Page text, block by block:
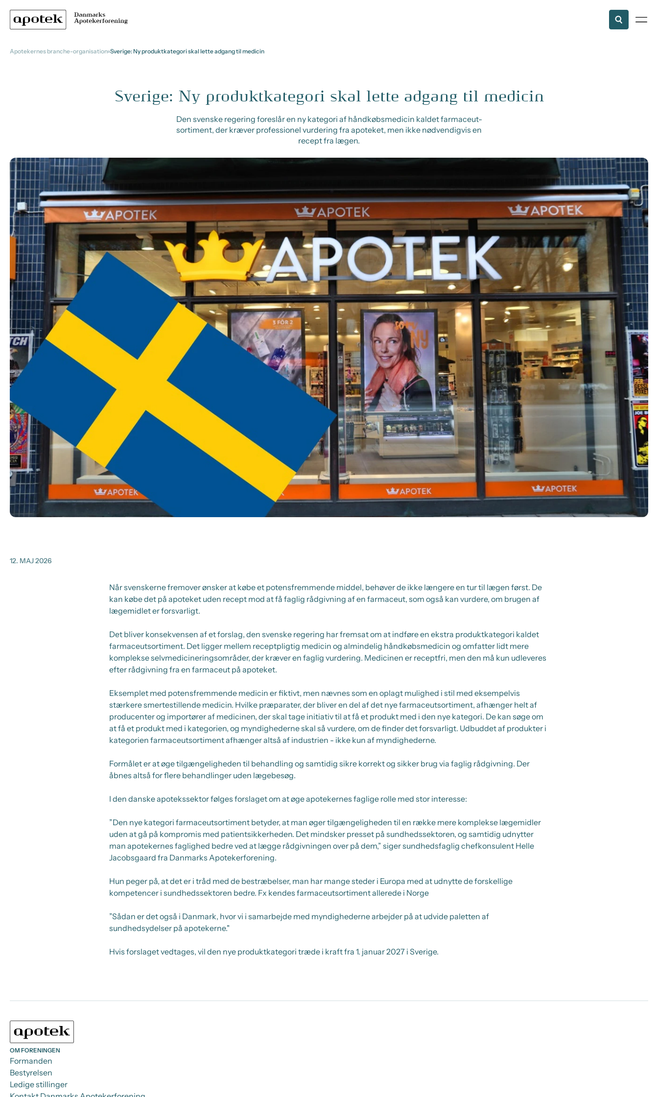
Apotekernes branche-organisation Sverige: Ny produktkategori skal lette adgang til medicin
Sverige: Ny produktkategori skal lette adgang til medicin
Den svenske regering foreslår en ny kategori af håndkøbsmedicin kaldet farmaceut-
sortiment, der kræver professionel vurdering fra apoteket, men ikke nødvendigvis en
recept fra lægen.
12. MAJ 2026
Når svenskerne fremover ønsker at købe et potensfremmende middel, behøver de ikke længere en tur til lægen først. De
kan købe det på apoteket uden recept mod at få faglig rådgivning af en farmaceut, som også kan vurdere, om brugen af
lægemidlet er forsvarligt.
Det bliver konsekvensen af et forslag, den svenske regering har fremsat om at indføre en ekstra produktkategori kaldet
farmaceutsortiment. Det ligger mellem receptpligtig medicin og almindelig håndkøbsmedicin og omfatter lidt mere
komplekse selvmedicineringsområder, der kræver en faglig vurdering. Medicinen er receptfri, men den må kun udleveres
efter rådgivning fra en farmaceut på apoteket.
Eksemplet med potensfremmende medicin er fiktivt, men nævnes som en oplagt mulighed i stil med eksempelvis
stærkere smertestillende medicin. Hvilke præparater, der bliver en del af det nye farmaceutsortiment, afhænger helt af
producenter og importører af medicinen, der skal tage initiativ til at få et produkt med i den nye kategori. De kan søge om
at få et produkt med i kategorien, og myndighederne skal så vurdere, om de finder det forsvarligt. Udbuddet af produkter i
kategorien farmaceutsortiment afhænger altså af industrien - ikke kun af myndighederne.
Formålet er at øge tilgængeligheden til behandling og samtidig sikre korrekt og sikker brug via faglig rådgivning. Der
åbnes altså for flere behandlinger uden lægebesøg.
I den danske apotekssektor følges forslaget om at øge apotekernes faglige rolle med stor interesse:
”Den nye kategori farmaceutsortiment betyder, at man øger tilgængeligheden til en række mere komplekse lægemidler
uden at gå på kompromis med patientsikkerheden. Det mindsker presset på sundhedssektoren, og samtidig udnytter
man apotekernes faglighed bedre ved at lægge rådgivningen over på dem,” siger sundhedsfaglig chefkonsulent Helle
Jacobsgaard fra Danmarks Apotekerforening.
Hun peger på, at det er i tråd med de bestræbelser, man har mange steder i Europa med at udnytte de forskellige
kompetencer i sundhedssektoren bedre. Fx kendes farmaceutsortiment allerede i Norge
”Sådan er det også i Danmark, hvor vi i samarbejde med myndighederne arbejder på at udvide paletten af
sundhedsydelser på apotekerne."
Hvis forslaget vedtages, vil den nye produktkategori træde i kraft fra 1. januar 2027 i Sverige.
OM FORENINGEN
Formanden
Bestyrelsen
Ledige stillinger